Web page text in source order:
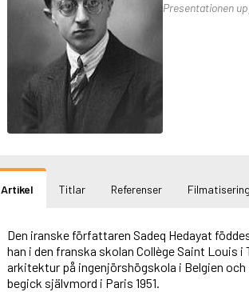
Presentationen
Artikel Titlar Referenser
Den iranske författaren Sadeq Hedayat
han i den franska skolan Collège Saint Louis
arkitektur på ingenjörshögskola i Belgien och
begick självmord i Paris 1951.